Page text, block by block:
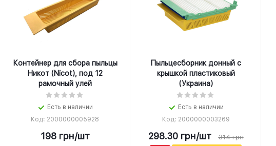
Контейнер для сбора пыльцы
Никот (Nicot), под 12
рамочный улей
Есть в наличии
Код: 2000000005928
198грн/шт
Пыльцесборник донный с
крышкой пластиковый
(Украина)
Есть в наличии
Код: 2000000003269
298.30грн/шт 314грн